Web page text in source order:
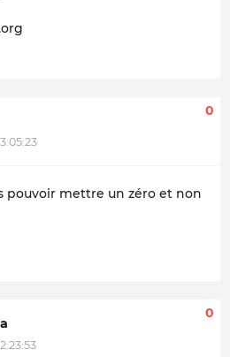
0
pouvoir mettre un zéro et non
0